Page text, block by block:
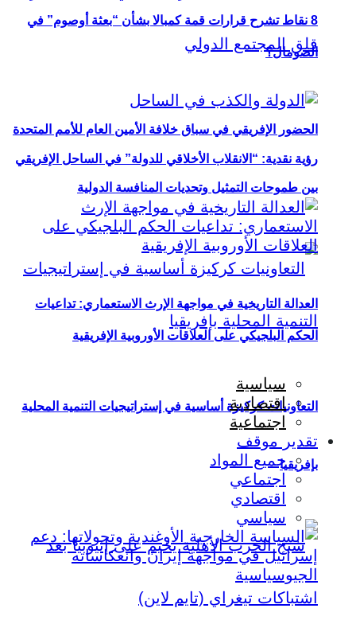
الحضور الإفريقي في سباق خلافة الأمين العام للأمم المتحدة
بين طموحات التمثيل وتحديات المنافسة الدولية
التعاونيات كركيزة أساسية في إستراتيجيات التنمية المحلية
بإفريقيا
8 نقاط تشرح قرارات قمة كمبالا بشأن “بعثة أوصوم” في
الصومال؟
رؤية نقدية: “الانقلاب الأخلاقي للدولة” في الساحل الإفريقي
العدالة التاريخية في مواجهة الإرث الاستعماري: تداعيات
الحكم البلجيكي على العلاقات الأوروبية الإفريقية
سياسية
اقتصادية
اجتماعية
تقدير موقف
جميع المواد
اجتماعي
اقتصادي
سياسي